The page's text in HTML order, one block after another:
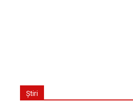
Știri